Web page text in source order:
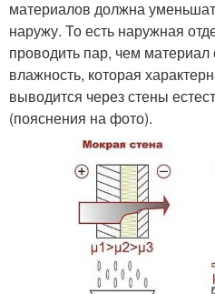
материалов должна
наружу. То есть наружная
проводить пар, чем
влажность, которая
выводится через стены
(пояснения на фото).